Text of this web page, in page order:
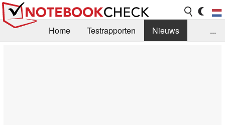
Home Testrapporten
Nieuws
...